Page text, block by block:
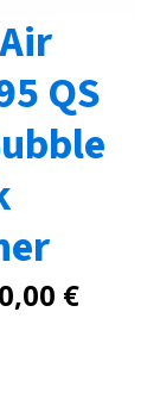
QS
€